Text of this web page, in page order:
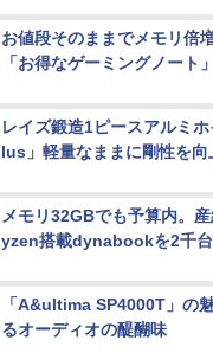
お値段そのままでメモリ倍
「お得なゲーミングノート」
レイズ鍛造1ピースアルミ
lus」軽量なままに剛性を向
メモリ32GBでも予算内。
yzen搭載dynabookを2千台
「A&ultima SP4000T」の
るオーディオの醍醐味